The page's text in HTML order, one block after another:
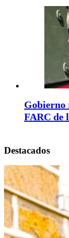
Gobierno
FARC de
Destacados